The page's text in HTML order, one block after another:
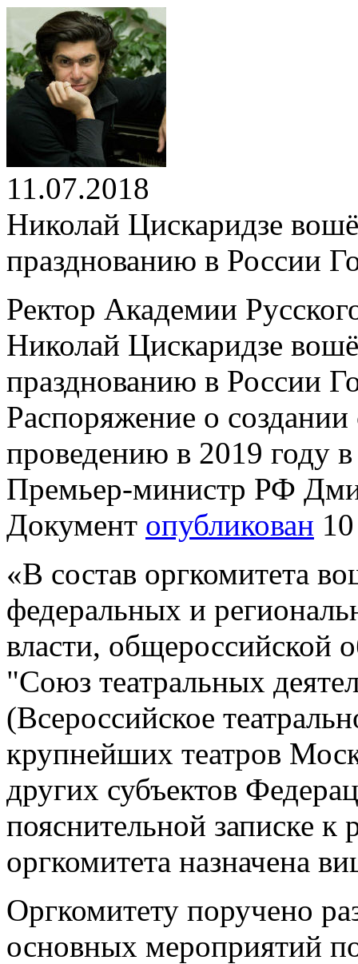
11.07.2018
Николай Цискаридзе
празднованию в России
Ректор Академии
Николай Цискаридзе
празднованию в России
Распоряжение о
проведению в 2019 году
Премьер-министр РФ
Документ опубликован
«В состав оргкомитета
федеральных и
власти, общероссийской
"Союз театральных
(Всероссийское
крупнейших театров
других субъектов
пояснительной записке
оргкомитета назначена
Оргкомитету поручено
основных мероприятий